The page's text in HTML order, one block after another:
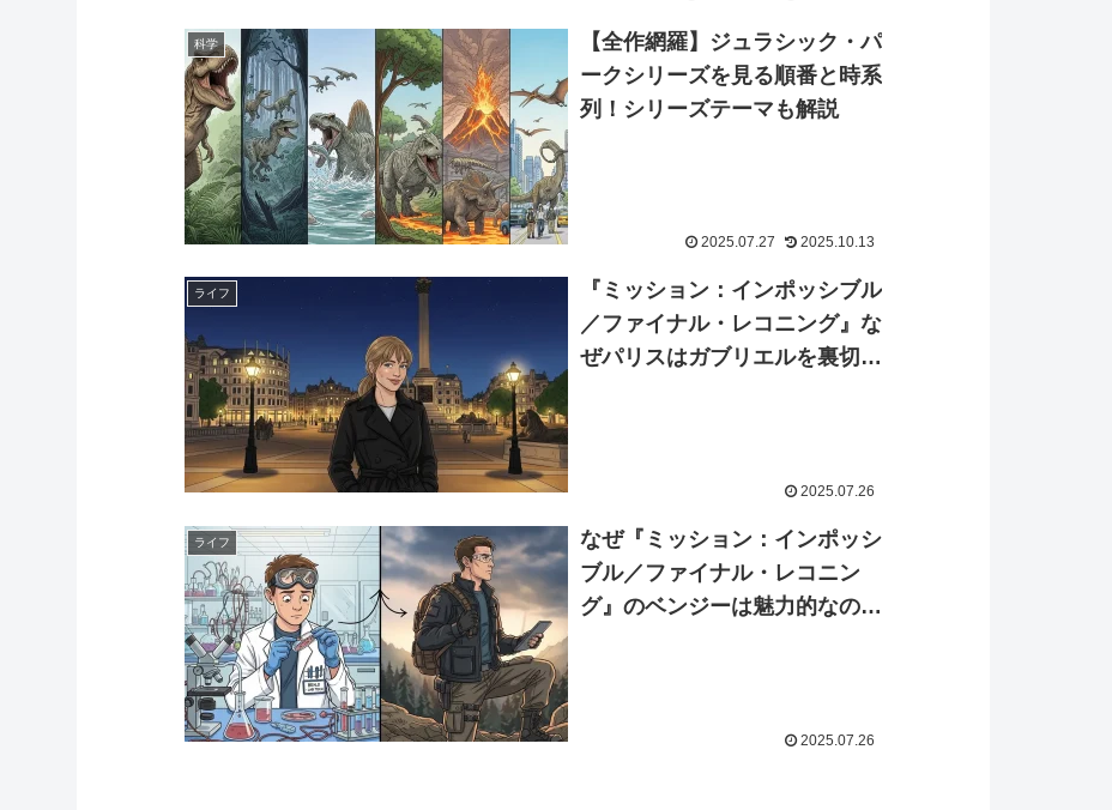
科学
【全作網羅】ジュラシック・パ
ークシリーズを見る順番と時系
列！シリーズテーマも解説
2025.07.27 2025.10.13
ライフ
『ミッション：インポッシブル
／ファイナル・レコニング』な
ぜパリスはガブリエルを裏切っ
2025.07.26
ライフ
なぜ『ミッション：インポッシ
ブル／ファイナル・レコニン
グ』のベンジーは魅力的なの
2025.07.26